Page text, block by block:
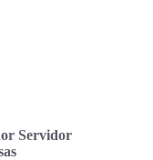
Servidor